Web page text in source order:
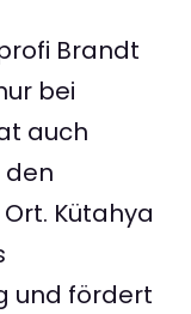
Brandt
bei
auch
den
Kütahya
und fördert